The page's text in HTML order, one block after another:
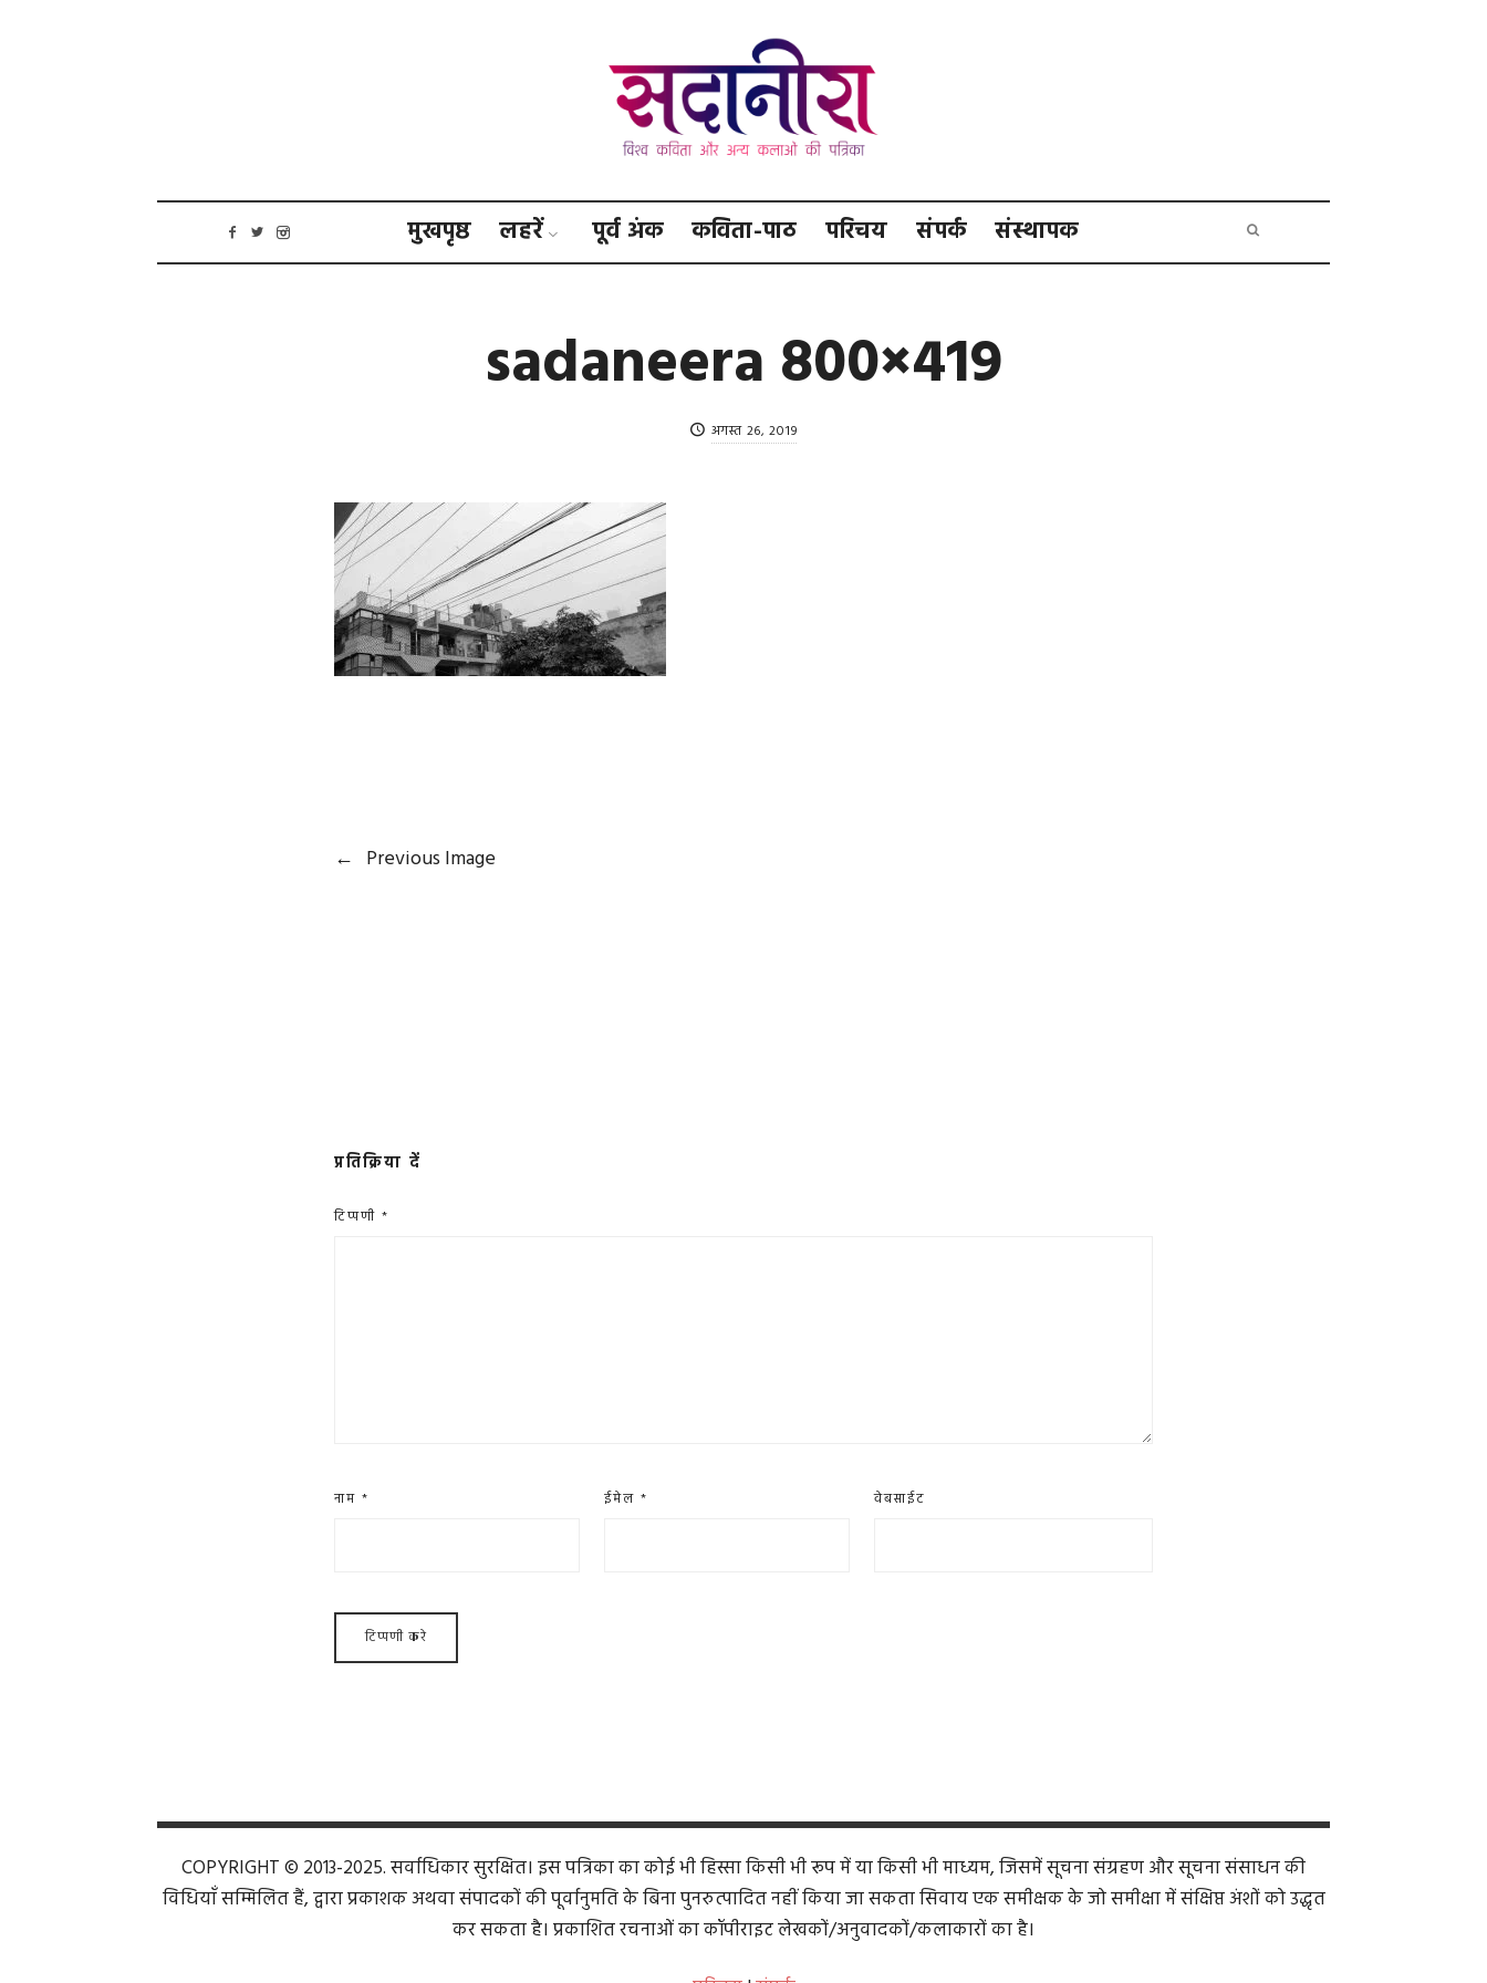
मुखपृष्ठ लहरें पूर्व अंक कविता-पाठ परिचय संपर्क संस्थापक
sadaneera 800×419
अगस्त 26, 2019
← Previous Image
प्रतिक्रिया दें
टिप्पणी *
नाम * ईमेल* वेबसाईट
COPYRIGHT © 2013-2025. सर्वाधिकार सुरक्षित। इस पत्रिका का कोई भी हिस्सा किसी भी रूप में या किसी भी माध्यम, जिसमें सूचना संग्रहण और सूचना संसाधन की
विधियाँ सम्मिलित हैं, द्वारा प्रकाशक अथवा संपादकों की पूर्वानुमति के बिना पुनरुत्पादित नहीं किया जा सकता सिवाय एक समीक्षक के जो समीक्षा में संक्षिप्त अंशों को उद्धृत
कर सकता है। प्रकाशित रचनाओं का कॉपीराइट लेखकों/अनुवादकों/कलाकारों का है।